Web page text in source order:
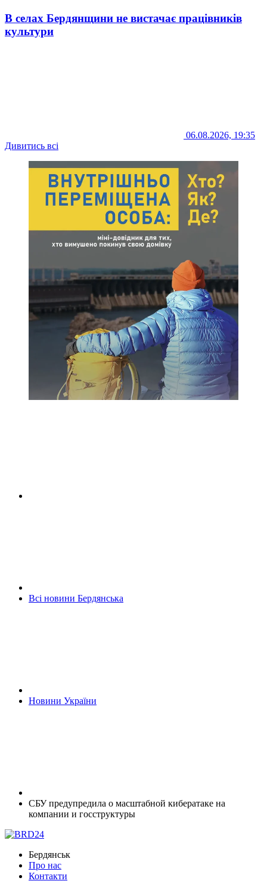
В селах Бердянщини не вистачає працівників
культури
06.08.2026, 19:35
Дивитись всі
Всі новини Бердянська
Новини України
СБУ предупредила о масштабной кибератаке на
компании и госструктуры
Бердянськ
Про нас
Контакти